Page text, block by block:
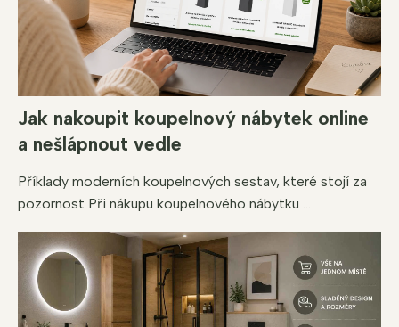
Jak nakoupit koupelnový nábytek online
a nešlápnout vedle
Příklady moderních koupelnových sestav, které stojí za
pozornost Při nákupu koupelnového nábytku ...